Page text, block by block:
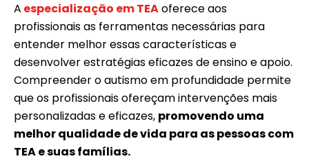
A especialização em TEAoferece aos
profissionais as ferramentas necessárias para
entender melhor essas características e
desenvolver estratégias eficazes de ensino e apoio.
Compreender o autismo em profundidade permite
que os profissionais ofereçam intervenções mais
personalizadas e eficazes, promovendo uma
melhor qualidade de vida para as pessoas com
TEA e suas famílias.